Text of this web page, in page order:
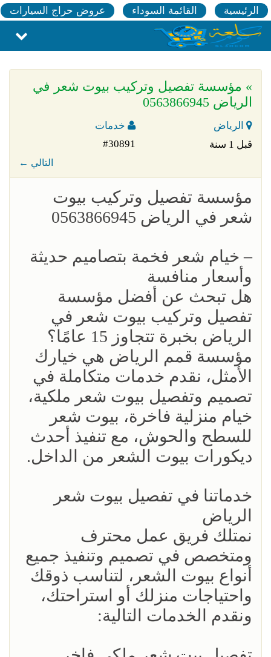
الرئيسية القائمة السوداء عروض حراج السيارات
» مؤسسة تفصيل وتركيب بيوت شعر في
الرياض 0563866945
الرياض
خدمات
قبل 1 سنة
#30891
← التالي
مؤسسة تفصيل وتركيب بيوت
شعر في الرياض 0563866945
– خيام شعر فخمة بتصاميم حديثة
وأسعار منافسة
هل تبحث عن أفضل مؤسسة
تفصيل وتركيب بيوت شعر في
الرياض بخبرة تتجاوز 15 عامًا؟
مؤسسة قمم الرياض هي خيارك
الأمثل، نقدم خدمات متكاملة في
تصميم وتفصيل بيوت شعر ملكية،
خيام منزلية فاخرة، بيوت شعر
للسطح والحوش، مع تنفيذ أحدث
ديكورات بيوت الشعر من الداخل.
خدماتنا في تفصيل بيوت شعر
الرياض
نمتلك فريق عمل محترف
ومتخصص في تصميم وتنفيذ جميع
أنواع بيوت الشعر، لتناسب ذوقك
واحتياجات منزلك أو استراحتك،
ونقدم الخدمات التالية: